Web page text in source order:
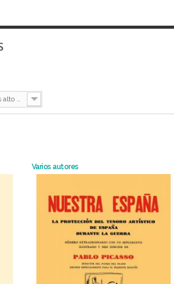
Nº de colección: más alto primero
Varios autores